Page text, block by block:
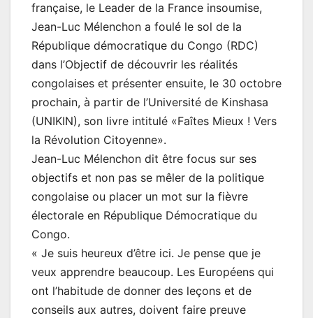
française, le Leader de la France insoumise,
Jean-Luc Mélenchon a foulé le sol de la
République démocratique du Congo (RDC)
dans l’Objectif de découvrir les réalités
congolaises et présenter ensuite, le 30 octobre
prochain, à partir de l’Université de Kinshasa
(UNIKIN), son livre intitulé «Faîtes Mieux ! Vers
la Révolution Citoyenne».
Jean-Luc Mélenchon dit être focus sur ses
objectifs et non pas se mêler de la politique
congolaise ou placer un mot sur la fièvre
électorale en République Démocratique du
Congo.
« Je suis heureux d’être ici. Je pense que je
veux apprendre beaucoup. Les Européens qui
ont l’habitude de donner des leçons et de
conseils aux autres, doivent faire preuve